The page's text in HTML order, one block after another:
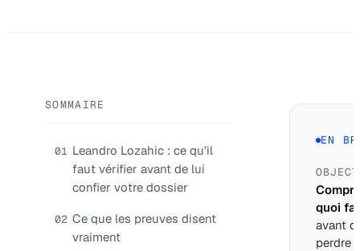
SOMMAIRE
01 Leandro Lozahic : ce qu’il
faut vérifier avant de lui
confier votre dossier
02 Ce que les preuves disent
vraiment
EN
quoi
avant
perdre